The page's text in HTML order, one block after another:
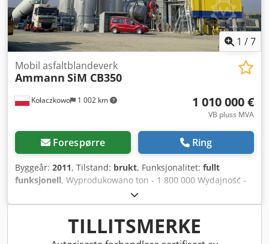
1 /7
Kołaczkowo 1 002 km
Mobil asfaltblandeverk
Ammann SiM CB350
1 010 000 €
VB pluss MVA
Forespørre Ring
Byggeår: 2011, Tilstand: brukt, Funksjonalitet: fullt
funksjonell, Wyprodukowano ton - 1 800 000 Wydajność -
350 t/h Pierwszy montaż w Polsce - 2011 Maszyna została
obecnie zdemontowana na części do transportu. Podajniki
zimne: Liczba zasobników - 8 szt. Pojemność pojedynczego
zasobnika - 14 m3 Bęben suszący: Długość - 11 m Średnica
TILLITSMERKE